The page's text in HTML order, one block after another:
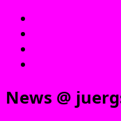
News @